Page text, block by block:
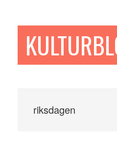
sidofältet
riksdagen